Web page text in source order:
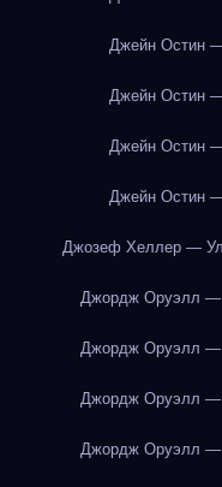
Джейн Остин
Джейн Остин
Джейн Остин
Джейн Остин
Джозеф Хеллер —
Джордж Оруэлл —
Джордж Оруэлл —
Джордж Оруэлл —
Джордж Оруэлл —